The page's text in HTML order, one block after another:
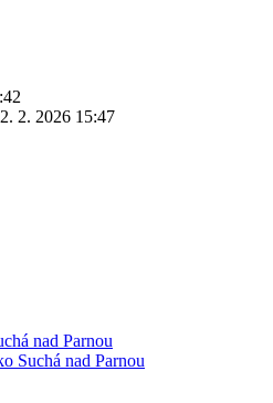
2. 2. 2026 15:47
nad Parnou
Suchá nad Parnou